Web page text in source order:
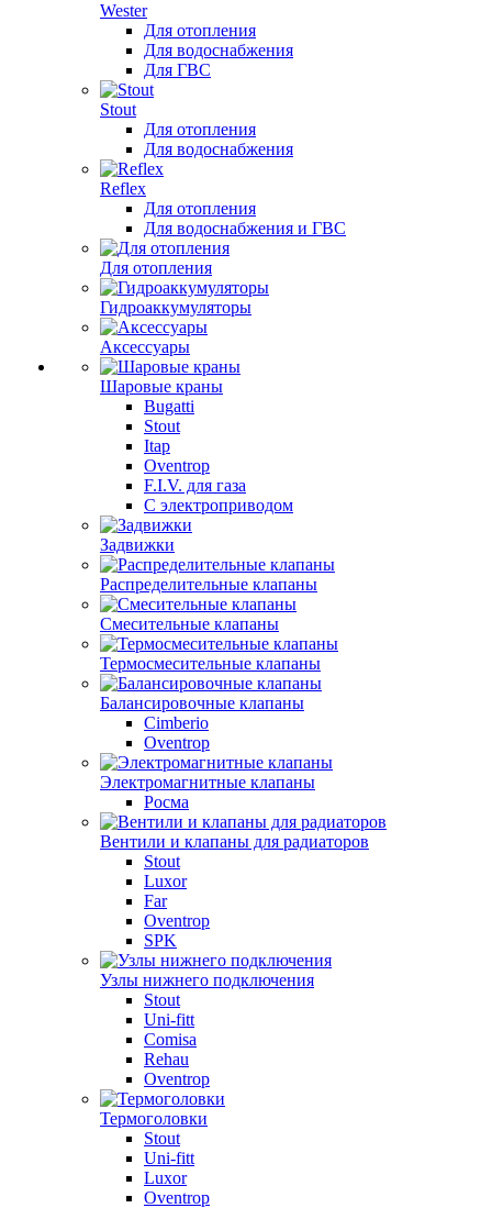
Wester
Для отопления
Для водоснабжения
Для ГВС
Stout
Для отопления
Для водоснабжения
Reflex
Для отопления
Для водоснабжения и ГВС
Для отопления
Гидроаккумуляторы
Аксессуары
Шаровые краны
Bugatti
Stout
Itap
Oventrop
F.I.V. для газа
С электроприводом
Задвижки
Распределительные клапаны
Cмесительные клапаны
Термосмесительные клапаны
Балансировочные клапаны
Cimberio
Oventrop
Электромагнитные клапаны
Росма
Вентили и клапаны для радиаторов
Stout
Luxor
Far
Oventrop
SPK
Узлы нижнего подключения
Stout
Uni-fitt
Comisa
Rehau
Oventrop
Термоголовки
Stout
Uni-fitt
Luxor
Oventrop